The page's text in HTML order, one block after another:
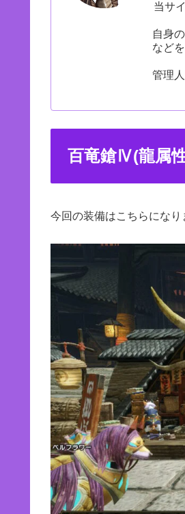
この記事を書いた人
自身
管理
百竜鎗Ⅳ(龍属
今回の装備はこちらになり